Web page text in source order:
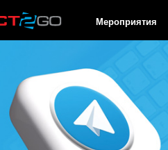
Мероприятия